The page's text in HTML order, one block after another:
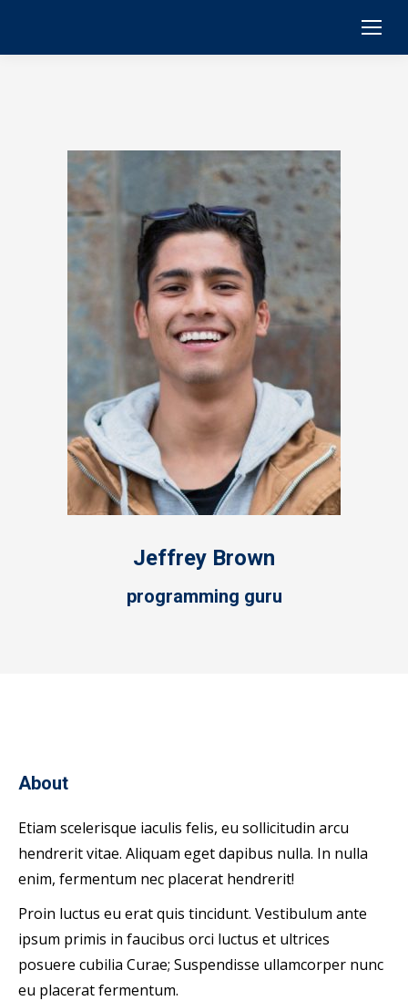
Jeffrey Brown
programming guru
About
Etiam scelerisque iaculis felis, eu sollicitudin arcu
hendrerit vitae. Aliquam eget dapibus nulla. In nulla
enim, fermentum nec placerat hendrerit!
Proin luctus eu erat quis tincidunt. Vestibulum ante
ipsum primis in faucibus orci luctus et ultrices
posuere cubilia Curae; Suspendisse ullamcorper nunc
eu placerat fermentum.